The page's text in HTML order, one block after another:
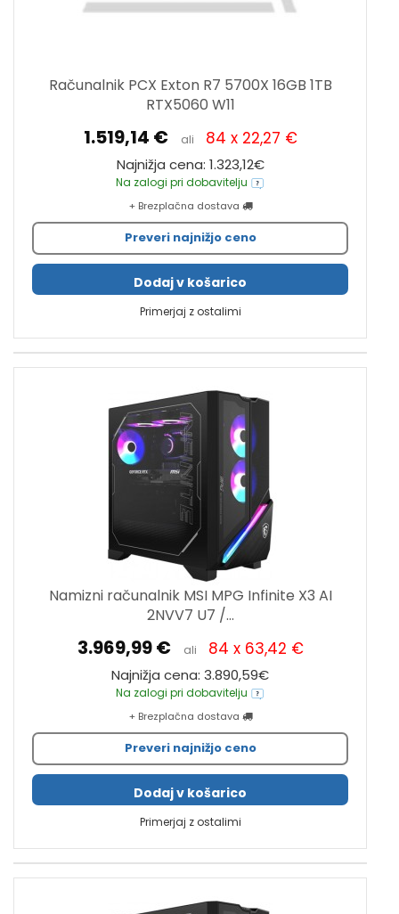
Računalnik PCX Exton R7 5700X 16GB 1TB
RTX5060 W11
1.519,14 € ali 84 x 22,27 €
Najnižja cena: 1.323,12€
Na zalogi pri dobavitelju
+ Brezplačna dostava
Preveri najnižjo ceno
Dodaj v košarico
Primerjaj z ostalimi
Namizni računalnik MSI MPG Infinite X3 AI
2NVV7 U7 /...
3.969,99 € ali 84 x 63,42 €
Najnižja cena: 3.890,59€
Na zalogi pri dobavitelju
+ Brezplačna dostava
Preveri najnižjo ceno
Dodaj v košarico
Primerjaj z ostalimi